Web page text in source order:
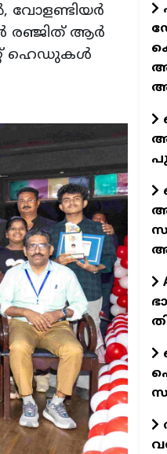
വോളണ്ടിയര്‍
രഞ്ജിത് ആര്‍
ഹെഡുകള്‍